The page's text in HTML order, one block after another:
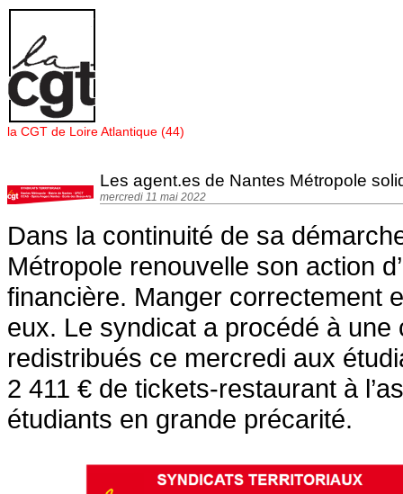
Panneau de gestion des cookies
la CGT de Loire Atlantique (44)
Les agent.es de Nantes Métropole
mercredi 11 mai 2022
Dans la continuité de sa
Métropole renouvelle son action
financière. Manger correctement
eux. Le syndicat a procédé à
redistribués ce mercredi aux
2 411 € de tickets-restaurant à
étudiants en grande précarité.